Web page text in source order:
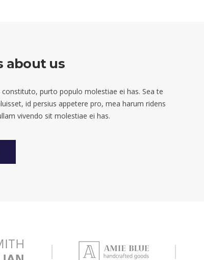
about us
constituto, purto populo molestiae ei has. Sea te
id persius appetere pro, mea harum ridens
vivendo sit molestiae ei has.